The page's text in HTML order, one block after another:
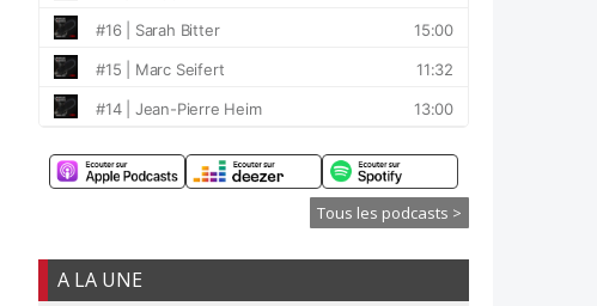
Tous les podcasts >
A LA UNE